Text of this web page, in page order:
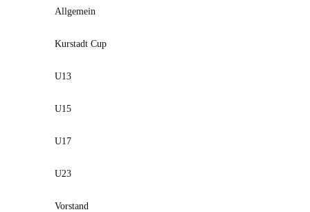
Allgemein
Kurstadt Cup
U13
U15
U17
U23
Vorstand